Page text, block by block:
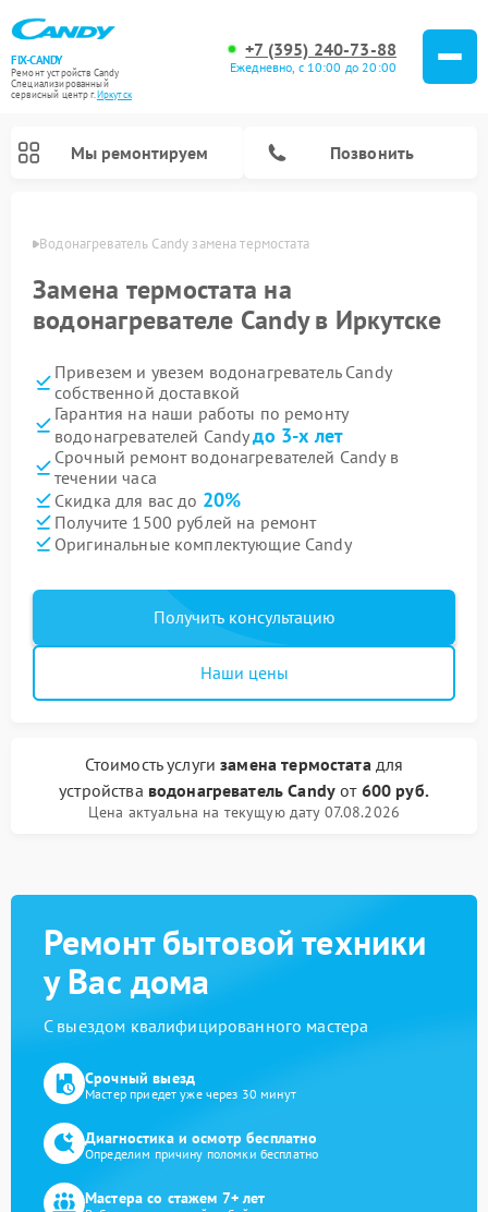
FIX-CANDY
Ремонт устройств Candy
Специализированный
cервисный центр г.Иркутск
+7 (395) 240-73-88
Ежедневно, с 10:00 до 20:00
Мы ремонтируем Позвонить
Водонагреватель Candy замена термостата
Замена термостата на
водонагревателе Candy в Иркутске
Привезем и увезем водонагреватель Candy
собственной доставкой
Гарантия на наши работы по ремонту
водонагревателей Candyдо 3-х лет
Срочный ремонт водонагревателей Candy в
течении часа
Скидка для вас до 20%
Получите 1500 рублей на ремонт
Оригинальные комплектующие Candy
Получить консультацию
Наши цены
Стоимость услугизамена термостатадля
устройства водонагреватель Candy от 600 руб.
Цена актуальна на текущую дату 07.08.2026
Ремонт бытовой техники
у Вас дома
С выездом квалифицированного мастера
Срочный выезд
Мастер приедет уже через 30 минут
Диагностика и осмотр бесплатно
Определим причину поломки бесплатно
Мастера со стажем 7+ лет